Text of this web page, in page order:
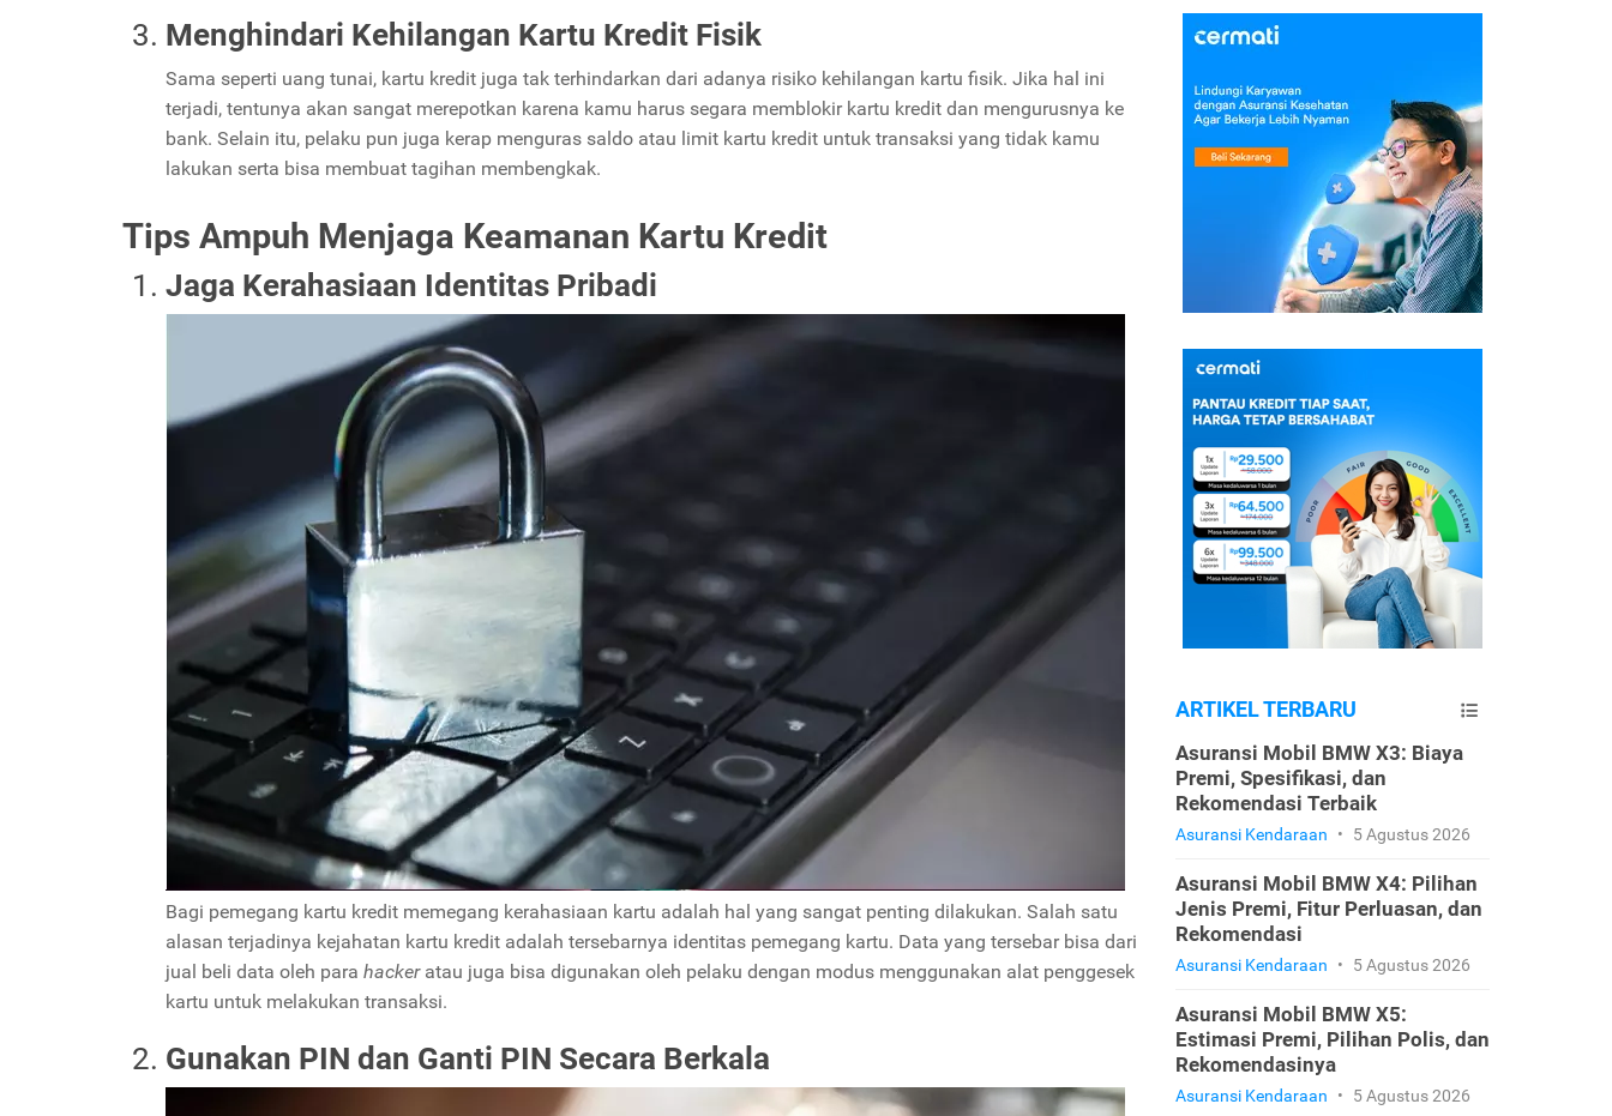
Menghindari Kehilangan Kartu Kredit Fisik
Sama seperti uang tunai, kartu kredit juga tak terhindarkan dari adanya risiko kehilangan kartu fisik. Jika hal ini
terjadi, tentunya akan sangat merepotkan karena kamu harus segara memblokir kartu kredit dan mengurusnya ke
bank. Selain itu, pelaku pun juga kerap menguras saldo atau limit kartu kredit untuk transaksi yang tidak kamu
lakukan serta bisa membuat tagihan membengkak.
Tips Ampuh Menjaga Keamanan Kartu Kredit
Jaga Kerahasiaan Identitas Pribadi
Bagi pemegang kartu kredit memegang kerahasiaan kartu adalah hal yang sangat penting dilakukan. Salah satu
alasan terjadinya kejahatan kartu kredit adalah tersebarnya identitas pemegang kartu. Data yang tersebar bisa dari
jual beli data oleh para hackeratau juga bisa digunakan oleh pelaku dengan modus menggunakan alat penggesek
kartu untuk melakukan transaksi.
Gunakan PIN dan Ganti PIN Secara Berkala
ARTIKEL TERBARU
Asuransi Mobil BMW X3: Biaya
Premi, Spesifikasi, dan
Rekomendasi Terbaik
Asuransi Kendaraan • 5 Agustus 2026
Asuransi Mobil BMW X4: Pilihan
Jenis Premi, Fitur Perluasan, dan
Rekomendasi
Asuransi Kendaraan • 5 Agustus 2026
Asuransi Mobil BMW X5:
Estimasi Premi, Pilihan Polis, dan
Rekomendasinya
Asuransi Kendaraan • 5 Agustus 2026